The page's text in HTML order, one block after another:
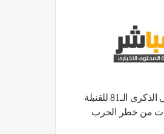
ناجاساكي تحيي الذكرى الـ81 للقنبلة
من خطر الحرب